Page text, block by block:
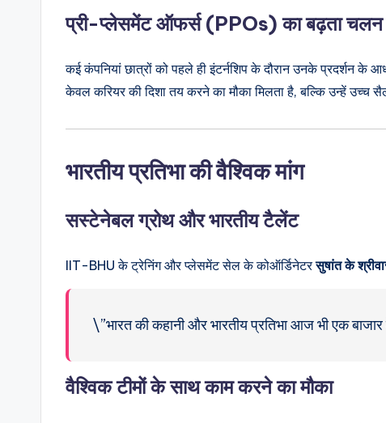
प्री-प्लेसमेंट ऑफर्स (PPOs) का बढ़ता चलन
कई कंपनियां छात्रों को पहले ही इंटर्नशिप के दौरान उनके प्रदर्शन के
केवल करियर की दिशा तय करने का मौका मिलता है, बल्कि उन्हें उच्च
भारतीय प्रतिभा की वैश्विक मांग
सस्टेनेबल ग्रोथ और भारतीय टैलेंट
IIT-BHU के ट्रेनिंग और प्लेसमेंट सेल के कोऑर्डिनेटरसुषांत के
\”भारत की कहानी और भारतीय प्रतिभा आज भी एक
वैश्विक टीमों के साथ काम करने का मौका